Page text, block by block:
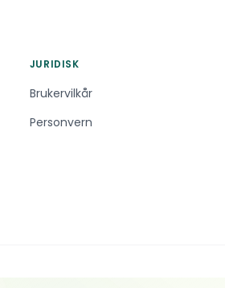
JURIDISK
Brukervilkår
Personvern